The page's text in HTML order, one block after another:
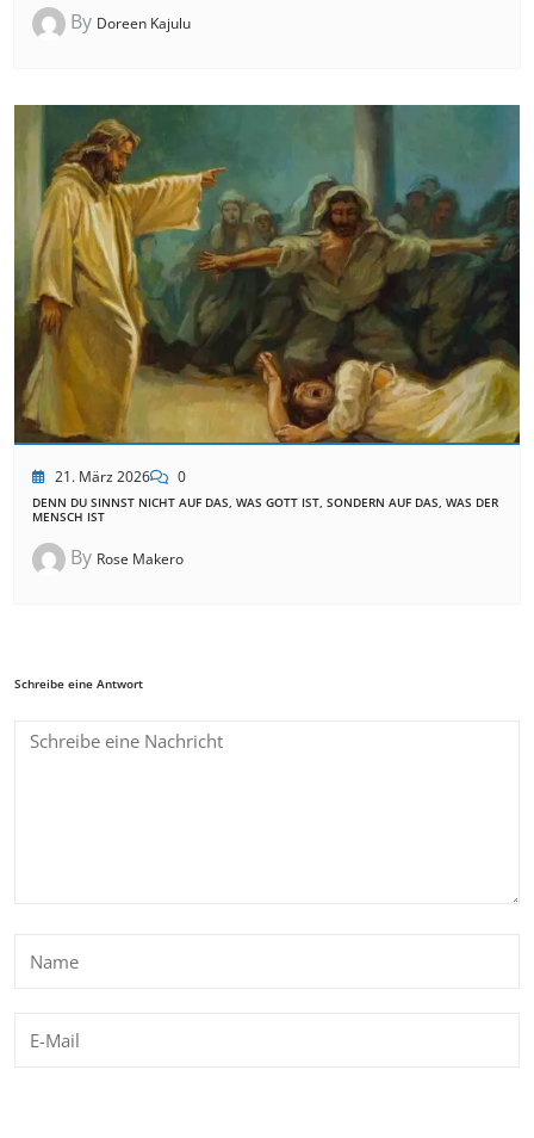
By Doreen Kajulu
21. März 2026 0
DENN DU SINNST NICHT AUF DAS, WAS GOTT IST, SONDERN AUF DAS, WAS DER
MENSCH IST
By Rose Makero
Schreibe eine Antwort